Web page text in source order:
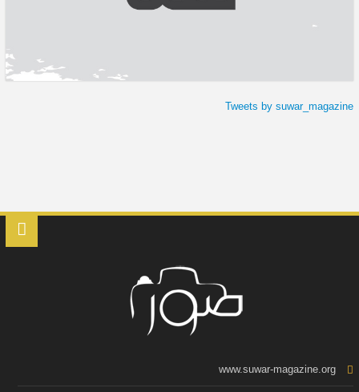
Tweets by suwar_magazine
www.suwar-magazine.org